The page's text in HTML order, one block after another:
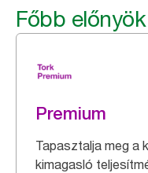
Főbb előnyök
Premium
Tapasztalja meg a
kimagasló